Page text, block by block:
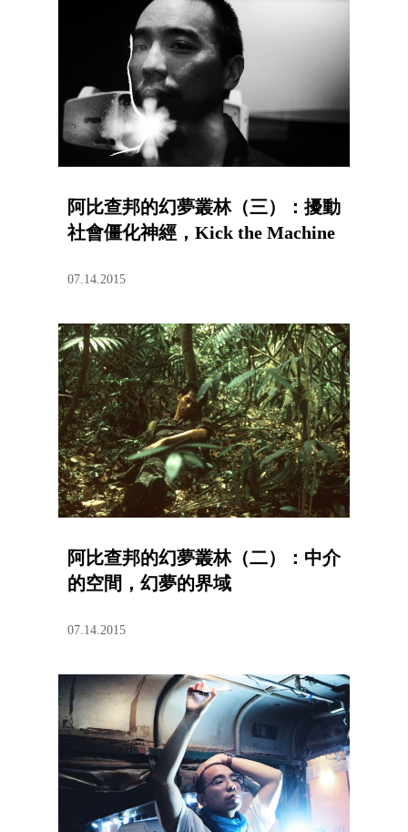
阿比查邦的幻夢叢林（三）：擾動
社會僵化神經，Kick the Machine
07.14.2015
阿比查邦的幻夢叢林（二）：中介
的空間，幻夢的界域
07.14.2015